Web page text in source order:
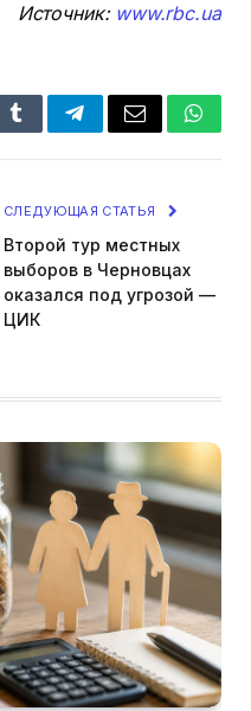
Источник: www.rbc.ua
TumblrTelegramEmail
СЛЕДУЮЩАЯ СТАТЬЯ
Второй тур местных
выборов в Черновцах
оказался под угрозой —
ЦИК